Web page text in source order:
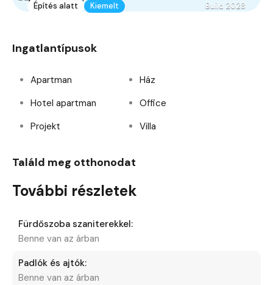
Építés alatt Kiemelt Build 2028
Ingatlantípusok
Apartman
Ház
Hotel apartman
Office
Projekt
Villa
Találd meg otthonodat
További részletek
Fürdőszoba szaniterekkel:
Benne van az árban
Padlók és ajtók:
Benne van az árban